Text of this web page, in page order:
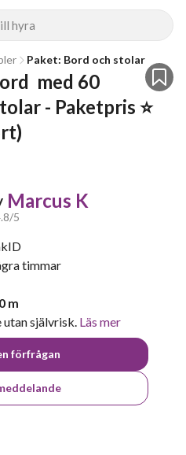
hyra
Paket: Bord och stolar
med 60
- Paketpris ⭐
Marcus K
/5
timmar
m
självrisk. Läs mer
förfrågan